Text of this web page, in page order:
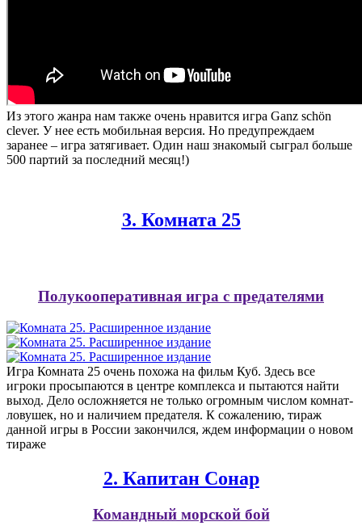
Из этого жанра нам также очень нравится игра Ganz schön
clever. У нее есть мобильная версия. Но предупреждаем
заранее – игра затягивает. Один наш знакомый сыграл больше
500 партий за последний месяц!)
3. Комната 25
Полукооперативная игра с предателями
Игра Комната 25 очень похожа на фильм Куб. Здесь все
игроки просыпаются в центре комплекса и пытаются найти
выход. Дело осложняется не только огромным числом комнат-
ловушек, но и наличием предателя. К сожалению, тираж
данной игры в России закончился, ждем информации о новом
тираже
2. Капитан Сонар
Командный морской бой